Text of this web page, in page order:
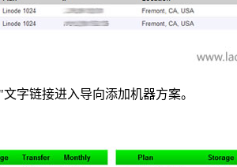
字链接进入导向添加机器方案。